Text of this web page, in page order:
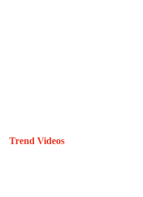
Trend Videos